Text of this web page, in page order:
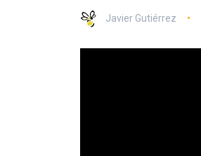
Javier Gutiérrez